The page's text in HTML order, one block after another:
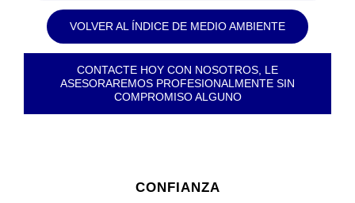
VOLVER AL ÍNDICE DE MEDIO AMBIENTE
CONTACTE HOY CON NOSOTROS, LE
ASESORAREMOS PROFESIONALMENTE SIN
COMPROMISO ALGUNO
CONFIANZA